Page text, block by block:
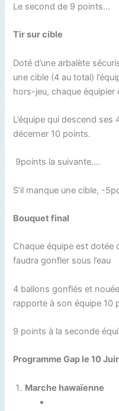
Le second de 9 points…
Tir sur cible
Doté d’une arbalète
une cible (4 au total)
hors-jeu, chaque équipier
L’équipe qui descend
décerner 10 points.
9points la suivante….
S’il manque une cible, -
Bouquet final
Chaque équipe est dotée
faudra gonfler sous l’eau
4 ballons gonflés et
rapporte à son équipe 10
9 points à la seconde
Programme Gap le 10
Marche hawaïenne